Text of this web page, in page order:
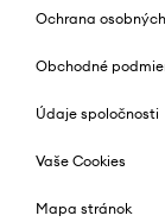
Ochrana
Obchodné
Údaje spoločnosti
Vaše Cookies
Mapa stránok